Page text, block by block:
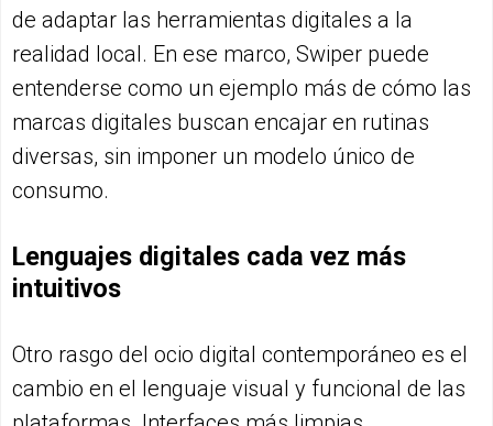
de adaptar las herramientas digitales a la
realidad local. En ese marco, Swiper puede
entenderse como un ejemplo más de cómo las
marcas digitales buscan encajar en rutinas
diversas, sin imponer un modelo único de
consumo.
Lenguajes digitales cada vez más
intuitivos
Otro rasgo del ocio digital contemporáneo es el
cambio en el lenguaje visual y funcional de las